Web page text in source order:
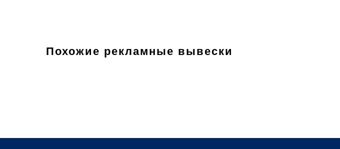
Похожие рекламные вывески